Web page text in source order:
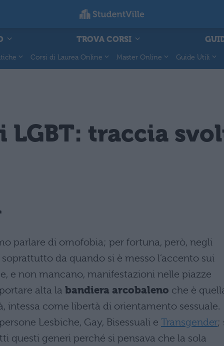
TROVA CORSI
Corsi di Laurea Online Master Online Guide Utili
traccia
parlare di omofobia; per fortuna, però, negli
da quando si è messo l’accento sui
e non mancano, manifestazioni nelle piazze
alta la bandiera arcobaleno che è
intessa come libertà di orientamento sessuale.
Lesbiche, Gay, Bisessuali e Transgender;
questi generi perché si pensava che la sola